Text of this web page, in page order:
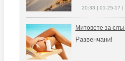
20:33 | 01-25-17 |
Митовете за
Развенчани!